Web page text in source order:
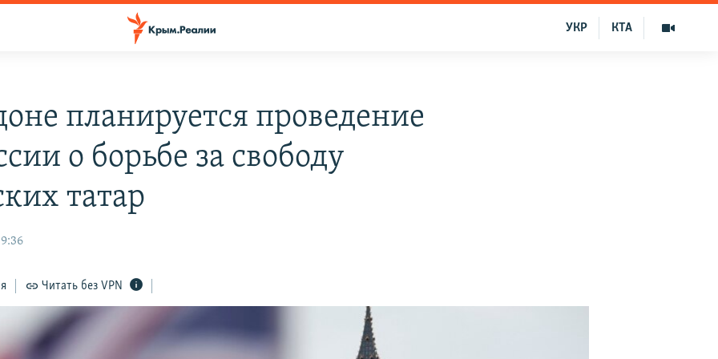
КТА
УКР
планируется проведение
о борьбе за свободу
татар
Читать без VPN